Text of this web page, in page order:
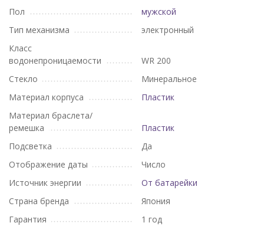
Пол
мужской
Тип механизма
электронный
Класс
водонепроницаемости
WR 200
Стекло
Минеральное
Материал корпуса
Пластик
Материал браслета/
ремешка
Пластик
Подсветка
Да
Отображение даты
Число
Источник энергии
От батарейки
Страна бренда
Япония
Гарантия
1 год